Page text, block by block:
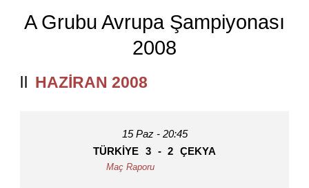
A Grubu Avrupa Şampiyonası
2008
HAZIRAN 2008
15 Paz - 20:45
TÜRKIYE 3 - 2 ÇEKYA